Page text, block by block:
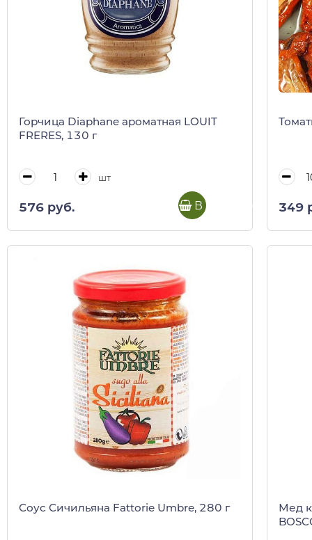
Горчица Diaphane ароматная LOUIT
FRERES, 130 г
шт
576 руб. В корзину 349
Соус Сичильяна Fattorie Umbre, 280 г
Мед